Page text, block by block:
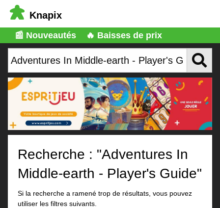
Knapix
📰 Nouveautés 🔥 Baisses de prix
Recherche : "Adventures In
Middle-earth - Player's Guide"
Si la recherche a ramené trop de résultats, vous pouvez
utiliser les filtres suivants.